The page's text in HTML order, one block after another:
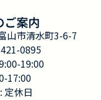
ご案内
山市清水町3-6-7
0895
19:00
17:00
定休日